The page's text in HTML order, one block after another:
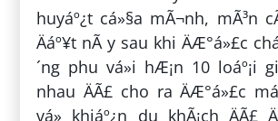
huyáº¿t cá»§a mÃ¬nh, mÃ³n
Äáº¥t nÃ y sau khi ÄÆ°á»£c
´ng phu vá»i hÆ¡n 10 loáº¡i
nhau ÄÃ£ cho ra ÄÆ°á»£c
vá» khiáº¿n du khÃ¡ch ÄÃ£